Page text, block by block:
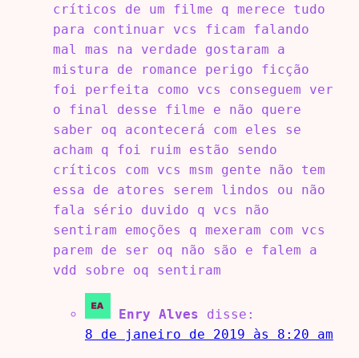
críticos de um filme q merece tudo
para continuar vcs ficam falando
mal mas na verdade gostaram a
mistura de romance perigo ficção
foi perfeita como vcs conseguem ver
o final desse filme e não quere
saber oq acontecerá com eles se
acham q foi ruim estão sendo
críticos com vcs msm gente não tem
essa de atores serem lindos ou não
fala sério duvido q vcs não
sentiram emoções q mexeram com vcs
parem de ser oq não são e falem a
vdd sobre oq sentiram
Enry Alves
disse:
8 de janeiro de 2019 às 8:20 am